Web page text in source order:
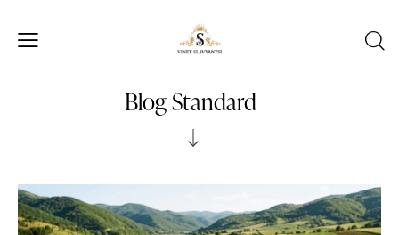
Blog Standard